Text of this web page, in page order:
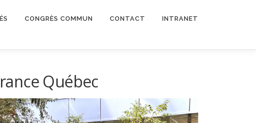
CONGRÈS COMMUN CONTACT INTRANET
Québec